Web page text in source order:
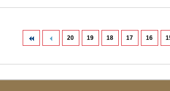
16
17
18
19
20